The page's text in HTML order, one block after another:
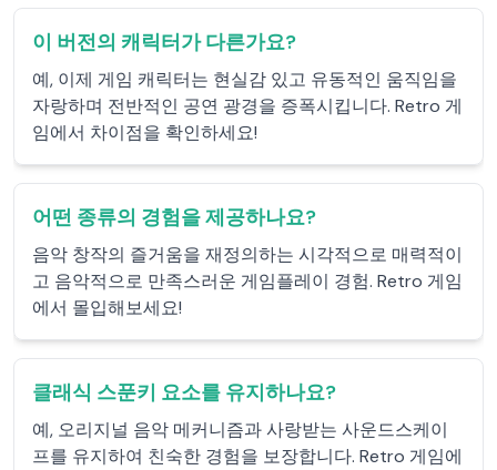
이 버전의 캐릭터가 다른가요?
예, 이제 게임 캐릭터는 현실감 있고 유동적인 움직임을
자랑하며 전반적인 공연 광경을 증폭시킵니다. Retro 게
임에서 차이점을 확인하세요!
어떤 종류의 경험을 제공하나요?
음악 창작의 즐거움을 재정의하는 시각적으로 매력적이
고 음악적으로 만족스러운 게임플레이 경험. Retro 게임
에서 몰입해보세요!
클래식 스푼키 요소를 유지하나요?
예, 오리지널 음악 메커니즘과 사랑받는 사운드스케이
프를 유지하여 친숙한 경험을 보장합니다. Retro 게임에